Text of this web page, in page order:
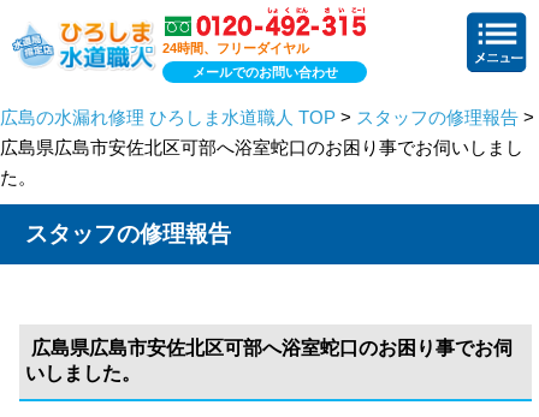
24時間、フリーダイヤル
メールでのお問い合わせ
広島の水漏れ修理 ひろしま水道職人 TOP > スタッフの修理報告 >
広島県広島市安佐北区可部へ浴室蛇口のお困り事でお伺いしまし
た。
スタッフの修理報告
広島県広島市安佐北区可部へ浴室蛇口のお困り事でお伺
いしました。